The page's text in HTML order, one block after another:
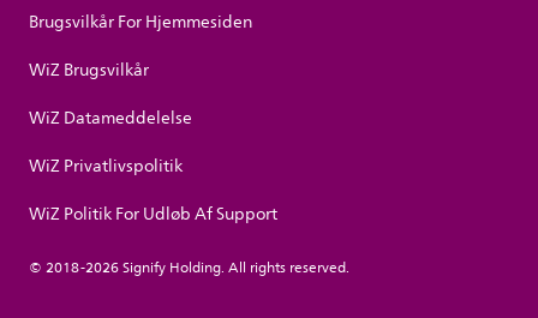
Brugsvilkår For Hjemmesiden
WiZ Brugsvilkår
WiZ Datameddelelse
WiZ Privatlivspolitik
WiZ Politik For Udløb Af Support
© 2018-2026 Signify Holding. All rights reserved.